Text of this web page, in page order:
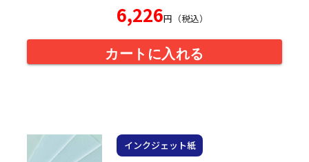
6,226円（税込）
カートに入れる
インクジェット紙